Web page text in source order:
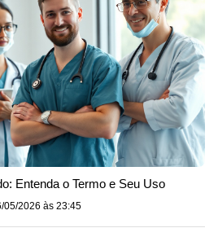
Entenda o Termo e Seu Uso
05/2026 às 23:45